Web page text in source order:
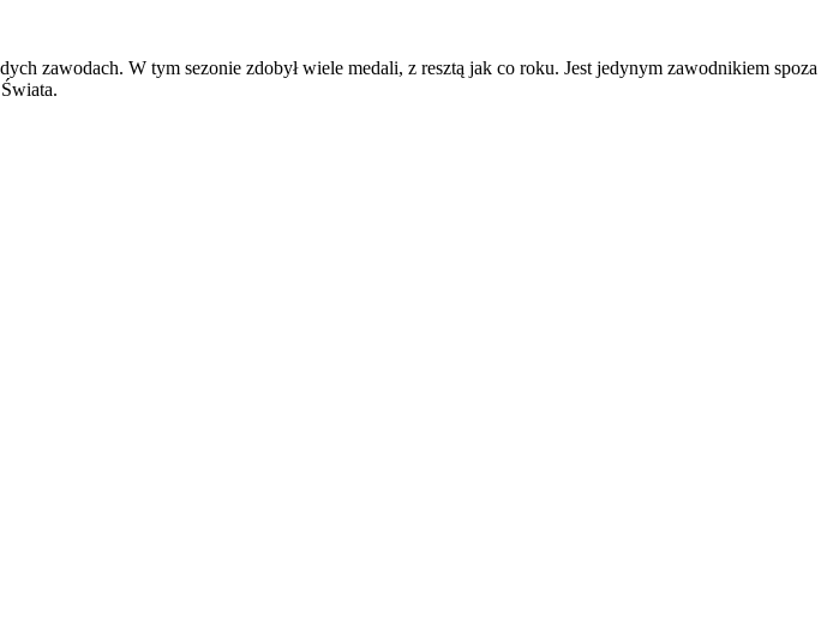
zawodach. W tym sezonie zdobył wiele medali, z resztą jak co roku. Jest jedynym zawodnikiem spoza